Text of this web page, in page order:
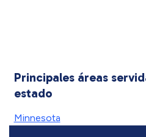
Principales áreas
estado
Minnesota